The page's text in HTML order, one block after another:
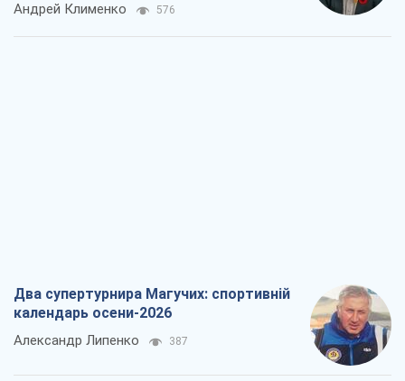
Андрей Клименко 576
Два супертурнира Магучих: спортивній
календарь осени-2026
Александр Липенко 387